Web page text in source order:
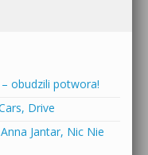
obudzili potwora!
Drive
Jantar, Nic Nie